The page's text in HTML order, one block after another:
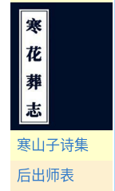
寒山子诗集
后出师表